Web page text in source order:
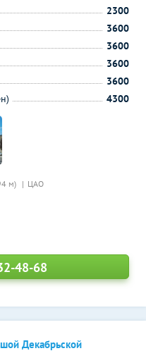
м) ЦАО
2300
3600
3600
3600
3600
4300
48-68
Декабрьской